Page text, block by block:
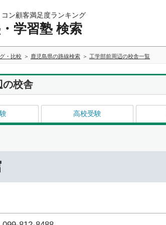
コン顧客満足度ランキング
学習塾 検索
・比較 鹿児島県の路線検索 工学部前周辺の校舎一覧
の校舎
高校受験